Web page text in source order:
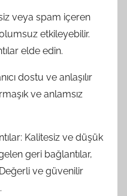
veya spam içeren
olumsuz etkileyebilir.
elde edin.
dostu ve anlaşılır
ve anlamsız
Kalitesiz ve düşük
geri bağlantılar,
Değerli ve güvenilir